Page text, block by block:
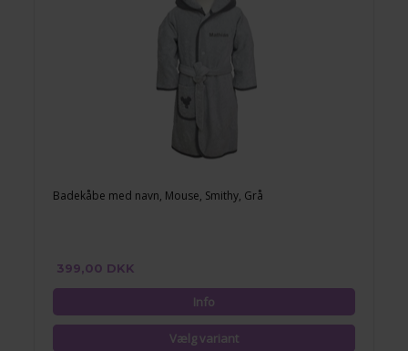
Badekåbe med navn, Mouse, Smithy, Grå
399,00 DKK